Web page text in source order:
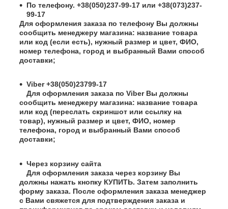
По телефону. +38(050)237-99-17 или +38(073)237-
99-17
Для оформления заказа по телефону Вы должны
сообщить менеджеру магазина: название товара
или код (если есть), нужный размер и цвет, ФИО,
номер телефона, город и выбранный Вами способ
доставки;
Viber +38(050)23799-17
Для оформления заказа по Viber Вы должны
сообщить менеджеру магазина: название товара
или код (переслать скриншот или ссылку на
товар), нужный размер и цвет, ФИО, номер
телефона, город и выбранный Вами способ
доставки;
Через корзину сайта
Для оформления заказа через корзину Вы
должны нажать кнопку КУПИТЬ. Затем заполнить
форму заказа. После оформления заказа менеджер
с Вами свяжется для подтверждения заказа и